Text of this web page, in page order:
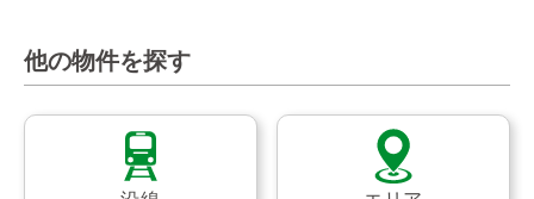
他の物件を探す